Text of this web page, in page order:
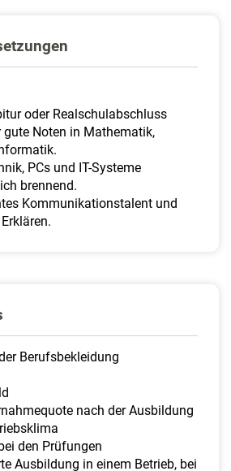
oder Realschulabschluss
gute Noten in Mathematik,
PCs und IT-Systeme
brennend.
Kommunikationstalent und
Berufs­beklei­dung
nach der Ausbildung
den Prüfungen
Ausbildung in einem Betrieb, bei